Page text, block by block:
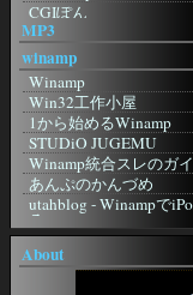
Amaya
Lite
JBrowser
KUNSTMUSEUM
良い子のジャポニカ日
☆美幼女の日記帳・３☆
桃色蜥蜴日記
三日坊主克服日記
似非勇者の隠れ家
良い子のジャポニカ日
ふにふに
ARUPU
Ownerの外部Log
六角軍記
無人の家で発見された
blizzardの日記
おはようから おやすみ
CGIぽん
Going My Way
ImageCanvas
KENT WEB
MAKOTO3.NET
Mini CGI
WonderLink【CGI配布
ぴんぽんすくりぷと
インターネット＆CGI
個人掲示板 powered by
研究室☆
CGI・Perl入門
FLASH DESIGN WILL
TrendMicro
MP3
winamp
Winamp
Win32工作小屋
1から始めるWinamp
STUDiO JUGEMU
Winamp統合スレのガ
あんぷのかんづめ
utahblog - Winampで
る
foobar2000
foobar2000
About